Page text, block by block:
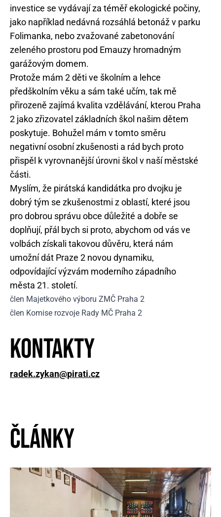
investice se vydávají za téměř ekologické počiny,
jako například nedávná rozsáhlá betonáž v parku
Folimanka, nebo zvažované zabetonování
zeleného prostoru pod Emauzy hromadným
garážovým domem.
Protože mám 2 děti ve školním a lehce
předškolním věku a sám také učím, tak mě
přirozeně zajímá kvalita vzdělávání, kterou Praha
2 jako zřizovatel základních škol našim dětem
poskytuje. Bohužel mám v tomto směru
negativní osobní zkušenosti a rád bych proto
přispěl k vyrovnanější úrovni škol v naší městské
části.
Myslím, že pirátská kandidátka pro dvojku je
dobrý tým se zkušenostmi z oblastí, které jsou
pro dobrou správu obce důležité a dobře se
doplňují, přál bych si proto, abychom od vás ve
volbách získali takovou důvěru, která nám
umožní dát Praze 2 novou dynamiku,
odpovídající výzvám moderního západního
města 21. století.
člen Majetkového výboru ZMČ Praha 2
člen Komise rozvoje Rady MČ Praha 2
Kontakty
radek.zykan@pirati.cz
Články